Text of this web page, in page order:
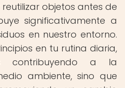
objetos antes de
significativamente a
en nuestro entorno.
en tu rutina diaria,
contribuyendo a la
ambiente, sino que